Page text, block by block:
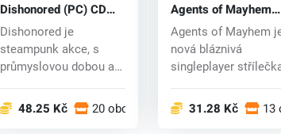
Dishonored (PC) CD
key
Dishonored je
steampunk akce, s
průmyslovou dobou as
Př... 48.25 Kč 20 obchodech
Agents of Mayhem
(PC) CD key
Agents of Mayhem
nová bláznivá
singleplayer
31.28 Kč 13